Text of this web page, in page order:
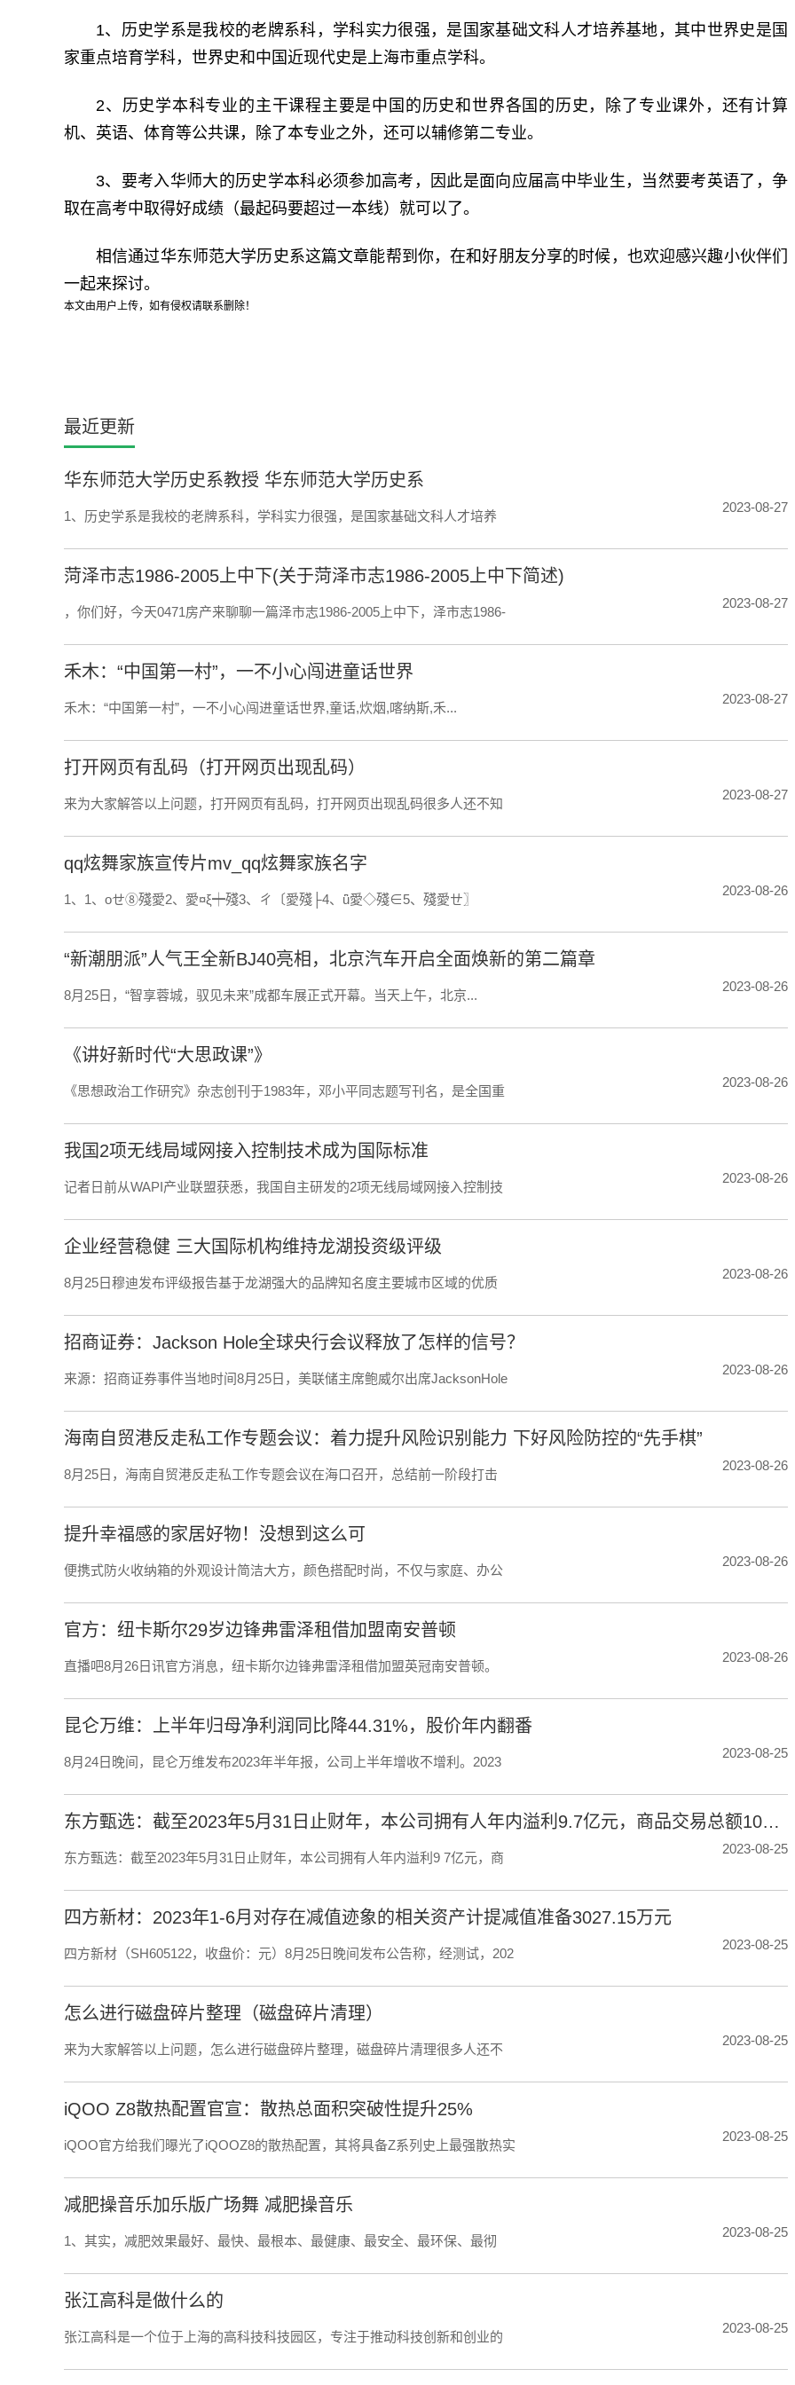
1、历史学系是我校的老牌系科，学科实力很强，是国家基础文科人才培养基地，其中世界史是国
家重点培育学科，世界史和中国近现代史是上海市重点学科。
2、历史学本科专业的主干课程主要是中国的历史和世界各国的历史，除了专业课外，还有计算
机、英语、体育等公共课，除了本专业之外，还可以辅修第二专业。
3、要考入华师大的历史学本科必须参加高考，因此是面向应届高中毕业生，当然要考英语了，争
取在高考中取得好成绩（最起码要超过一本线）就可以了。
相信通过华东师范大学历史系这篇文章能帮到你，在和好朋友分享的时候，也欢迎感兴趣小伙伴们
一起来探讨。
本文由用户上传，如有侵权请联系删除！
最近更新
华东师范大学历史系教授 华东师范大学历史系
1、历史学系是我校的老牌系科，学科实力很强，是国家基础文科人才培养
2023-08-27
菏泽市志1986-2005上中下(关于菏泽市志1986-2005上中下简述)
，你们好，今天0471房产来聊聊一篇泽市志1986-2005上中下，泽市志1986-
2023-08-27
禾木：“中国第一村”，一不小心闯进童话世界
禾木：“中国第一村”，一不小心闯进童话世界,童话,炊烟,喀纳斯,禾...
2023-08-27
打开网页有乱码（打开网页出现乱码）
来为大家解答以上问题，打开网页有乱码，打开网页出现乱码很多人还不知
2023-08-27
qq炫舞家族宣传片mv_qq炫舞家族名字
1、1、οせ⑧殘愛2、愛¤ξ┿殘3、ㄔ〔愛殘├4、ǖ愛◇殘∈5、殘愛ㄝ〗
2023-08-26
“新潮朋派”人气王全新BJ40亮相，北京汽车开启全面焕新的第二篇章
8月25日，“智享蓉城，驭见未来”成都车展正式开幕。当天上午，北京...
2023-08-26
《讲好新时代“大思政课”》
《思想政治工作研究》杂志创刊于1983年，邓小平同志题写刊名，是全国重
2023-08-26
我国2项无线局域网接入控制技术成为国际标准
记者日前从WAPI产业联盟获悉，我国自主研发的2项无线局域网接入控制技
2023-08-26
企业经营稳健 三大国际机构维持龙湖投资级评级
8月25日穆迪发布评级报告基于龙湖强大的品牌知名度主要城市区域的优质
2023-08-26
招商证券：Jackson Hole全球央行会议释放了怎样的信号？
来源：招商证券事件当地时间8月25日，美联储主席鲍威尔出席JacksonHole
2023-08-26
海南自贸港反走私工作专题会议：着力提升风险识别能力 下好风险防控的“先手棋”
8月25日，海南自贸港反走私工作专题会议在海口召开，总结前一阶段打击
2023-08-26
提升幸福感的家居好物！没想到这么可
便携式防火收纳箱的外观设计简洁大方，颜色搭配时尚，不仅与家庭、办公
2023-08-26
官方：纽卡斯尔29岁边锋弗雷泽租借加盟南安普顿
直播吧8月26日讯官方消息，纽卡斯尔边锋弗雷泽租借加盟英冠南安普顿。
2023-08-26
昆仑万维：上半年归母净利润同比降44.31%，股价年内翻番
8月24日晚间，昆仑万维发布2023年半年报，公司上半年增收不增利。2023
2023-08-25
东方甄选：截至2023年5月31日止财年，本公司拥有人年内溢利9.7亿元，商品交易总额100亿元
东方甄选：截至2023年5月31日止财年，本公司拥有人年内溢利9 7亿元，商
2023-08-25
四方新材：2023年1-6月对存在减值迹象的相关资产计提减值准备3027.15万元
四方新材（SH605122，收盘价：元）8月25日晚间发布公告称，经测试，202
2023-08-25
怎么进行磁盘碎片整理（磁盘碎片清理）
来为大家解答以上问题，怎么进行磁盘碎片整理，磁盘碎片清理很多人还不
2023-08-25
iQOO Z8散热配置官宣：散热总面积突破性提升25%
iQOO官方给我们曝光了iQOOZ8的散热配置，其将具备Z系列史上最强散热实
2023-08-25
减肥操音乐加乐版广场舞 减肥操音乐
1、其实，减肥效果最好、最快、最根本、最健康、最安全、最环保、最彻
2023-08-25
张江高科是做什么的
张江高科是一个位于上海的高科技科技园区，专注于推动科技创新和创业的
2023-08-25